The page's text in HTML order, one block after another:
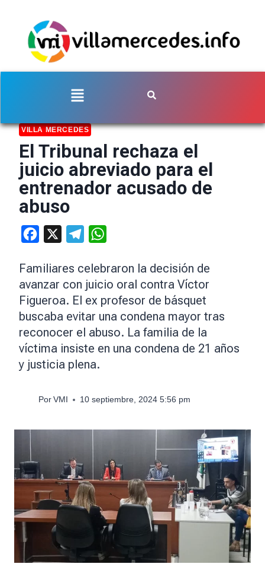
VILLA MERCEDES
El Tribunal rechaza el
juicio abreviado para el
entrenador acusado de
abuso
Facebook Telegram
Familiares celebraron la decisión de
avanzar con juicio oral contra Víctor
Figueroa. El ex profesor de básquet
buscaba evitar una condena mayor tras
reconocer el abuso. La familia de la
víctima insiste en una condena de 21 años
y justicia plena.
Por VMI 10 septiembre, 2024 5:56 pm